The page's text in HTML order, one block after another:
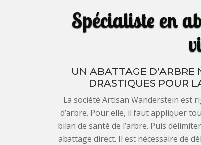
Spécialiste en
UN ABATTAGE D’ARBRE
DRASTIQUES POUR
La société Artisan Wanderstein est
d’arbre. Pour elle, il faut appliquer
bilan de santé de l’arbre. Puis
abattage direct. Il est nécessaire de